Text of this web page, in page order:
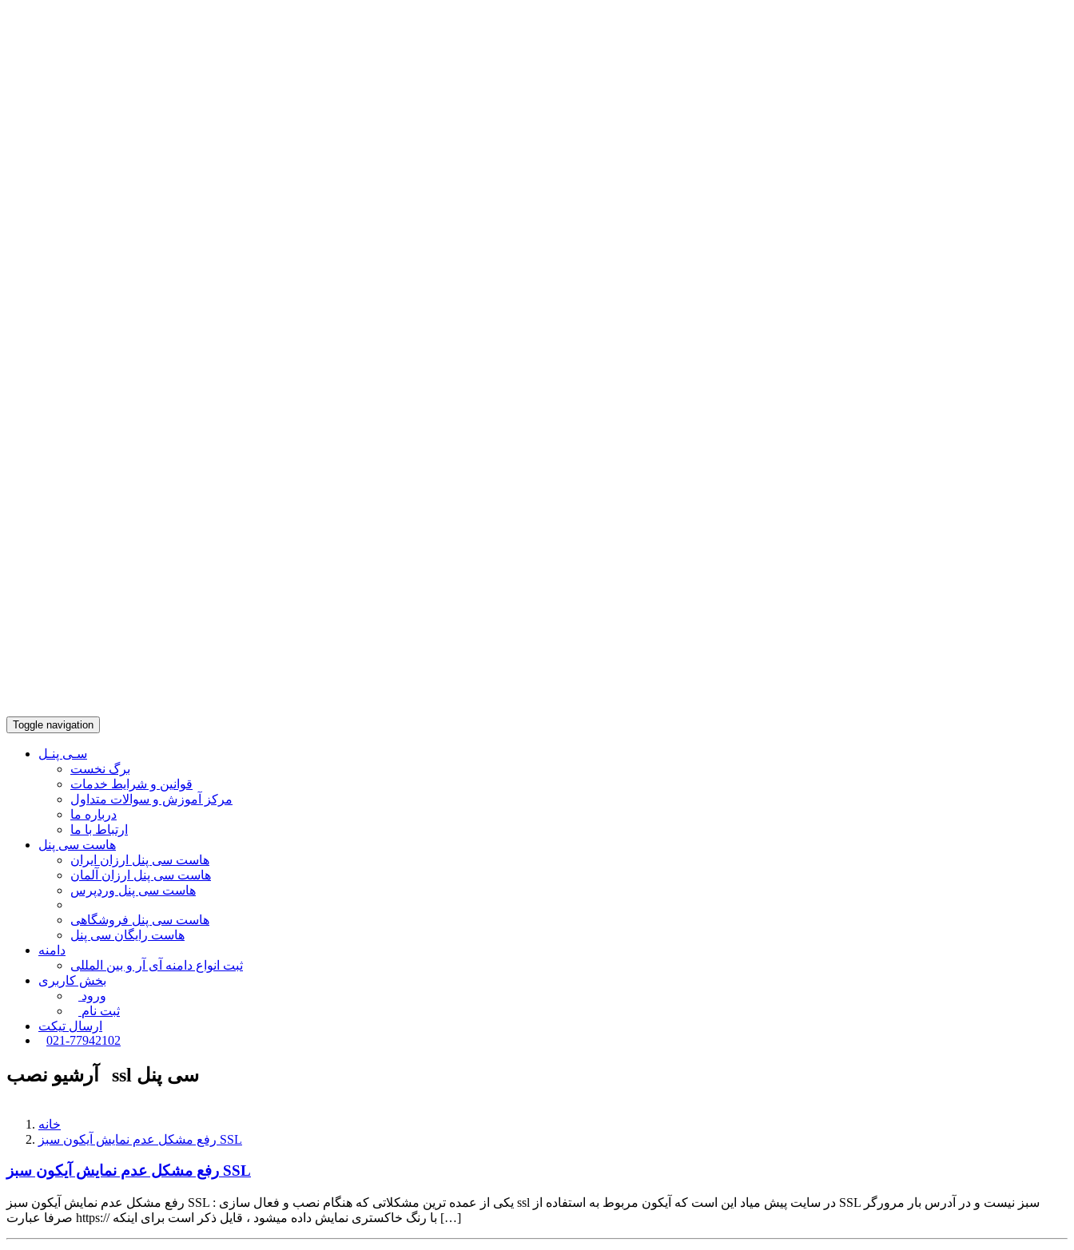
Toggle navigation
سـی پنـل
برگ نخست
قوانین و شرایط خدمات
مرکز آموزش و سوالات متداول
درباره ما
ارتباط با ما
هاست سی پنل
هاست سی پنل ارزان ایران
هاست سی پنل ارزان آلمان
هاست سی پنل وردپرس
هاست سی پنل فروشگاهی
هاست رایگان سی پنل
دامنه
ثبت انواع دامنه آی آر و بین المللی
بخش کاربری
ورود
ثبت نام
ارسال تیکت
021-77942102
آرشیو نصب ssl سی پنل
خانه
رفع مشکل عدم نمایش آیکون سبز SSL
رفع مشکل عدم نمایش آیکون سبز SSL
رفع مشکل عدم نمایش آیکون سبز SSL : یکی از عمده ترین مشکلاتی که هنگام نصب و فعال سازی ssl در سایت پیش میاد این است که آیکون مربوط به استفاده از SSL سبز نیست و در آدرس بار مرورگر
صرفا عبارت https:// با رنگ خاکستری نمایش داده میشود ، قایل ذکر است برای اینکه […]